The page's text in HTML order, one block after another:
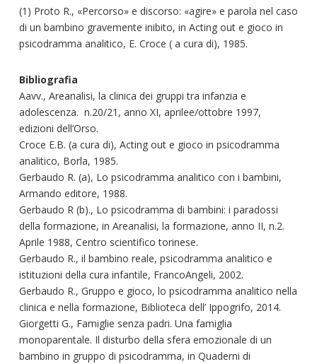
(1) Proto R., «Percorso» e discorso: «agire» e parola nel caso
di un bambino gravemente inibito, in Acting out e gioco in
psicodramma analitico, E. Croce ( a cura di), 1985.
Bibliografia
Aavv., Areanalisi, la clinica dei gruppi tra infanzia e
adolescenza. n.20/21, anno XI, aprilee/ottobre 1997,
edizioni dell’Orso.
Croce E.B. (a cura di), Acting out e gioco in psicodramma
analitico, Borla, 1985.
Gerbaudo R. (a), Lo psicodramma analitico con i bambini,
Armando editore, 1988.
Gerbaudo R (b)., Lo psicodramma di bambini: i paradossi
della formazione, in Areanalisi, la formazione, anno II, n.2.
Aprile 1988, Centro scientifico torinese.
Gerbaudo R., il bambino reale, psicodramma analitico e
istituzioni della cura infantile, FrancoAngeli, 2002.
Gerbaudo R., Gruppo e gioco, lo psicodramma analitico nella
clinica e nella formazione, Biblioteca dell’ Ippogrifo, 2014.
Giorgetti G., Famiglie senza padri. Una famiglia
monoparentale. Il disturbo della sfera emozionale di un
bambino in gruppo di psicodramma, in Quaderni di